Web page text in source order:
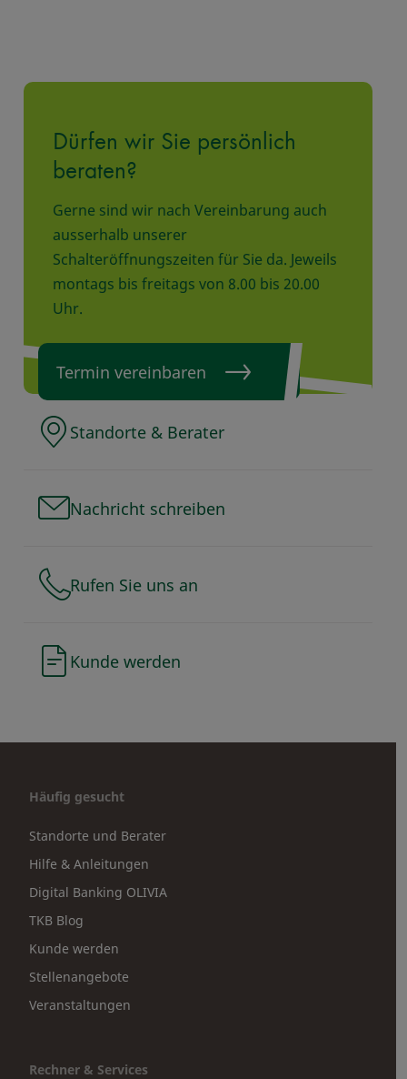
Dürfen wir Sie persönlich
beraten?
Gerne sind wir nach Vereinbarung auch
ausserhalb unserer
Schalteröffnungszeiten für Sie da. Jeweils
montags bis freitags von 8.00 bis 20.00
Uhr.
Termin vereinbaren
Standorte & Berater
Nachricht schreiben
Rufen Sie uns an
Kunde werden
Häufig gesucht
Standorte und Berater
Hilfe & Anleitungen
Digital Banking OLIVIA
TKB Blog
Kunde werden
Stellenangebote
Veranstaltungen
Rechner & Services